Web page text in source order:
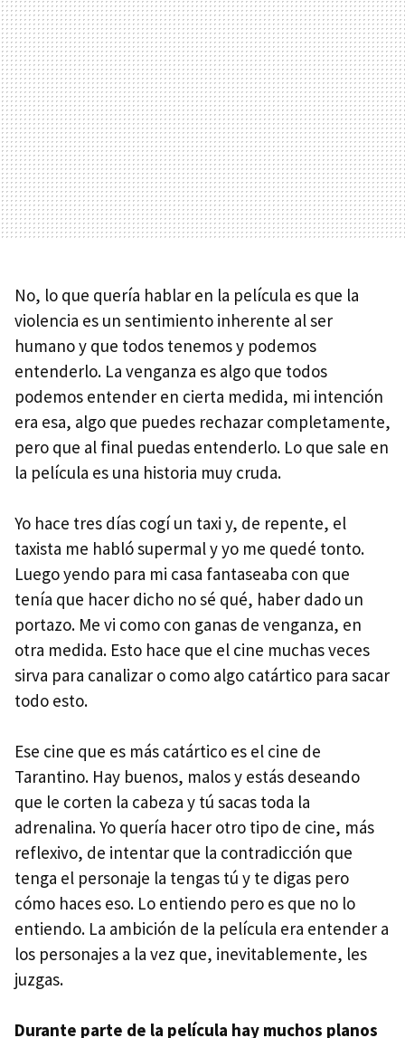
No, lo que quería hablar en la película es que la
violencia es un sentimiento inherente al ser
humano y que todos tenemos y podemos
entenderlo. La venganza es algo que todos
podemos entender en cierta medida, mi intención
era esa, algo que puedes rechazar completamente,
pero que al final puedas entenderlo. Lo que sale en
la película es una historia muy cruda.
Yo hace tres días cogí un taxi y, de repente, el
taxista me habló supermal y yo me quedé tonto.
Luego yendo para mi casa fantaseaba con que
tenía que hacer dicho no sé qué, haber dado un
portazo. Me vi como con ganas de venganza, en
otra medida. Esto hace que el cine muchas veces
sirva para canalizar o como algo catártico para sacar
todo esto.
Ese cine que es más catártico es el cine de
Tarantino. Hay buenos, malos y estás deseando
que le corten la cabeza y tú sacas toda la
adrenalina. Yo quería hacer otro tipo de cine, más
reflexivo, de intentar que la contradicción que
tenga el personaje la tengas tú y te digas pero
cómo haces eso. Lo entiendo pero es que no lo
entiendo. La ambición de la película era entender a
los personajes a la vez que, inevitablemente, les
juzgas.
Durante parte de la película hay muchos planos